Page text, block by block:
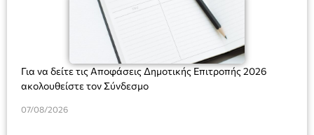
Για να δείτε τις Αποφάσεις Δημοτικής Επιτροπής 2026
ακολουθείστε τον Σύνδεσμο
07/08/2026